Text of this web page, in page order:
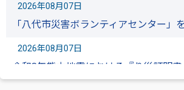
2026年08月07日
「八代市災害ボランティアセンター」
2026年08月07日
令和8年熊本地震における『り災証明
て